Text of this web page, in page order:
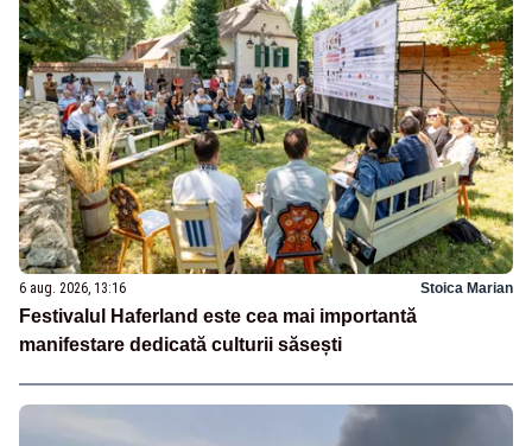
6 aug. 2026, 13:16 Stoica Marian
Festivalul Haferland este cea mai importantă
manifestare dedicată culturii săsești